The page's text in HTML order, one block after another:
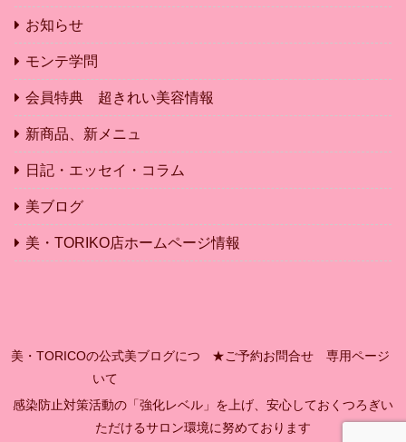
お知らせ
モンテ学問
会員特典 超きれい美容情報
新商品、新メニュ
日記・エッセイ・コラム
美ブログ
美・TORIKO店ホームページ情報
美・TORICOの公式美ブログにつ
いて
★ご予約お問合せ 専用ページ
感染防止対策活動の「強化レベル」を上げ、安心しておくつろぎい
ただけるサロン環境に努めております